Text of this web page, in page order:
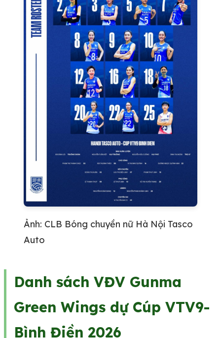
Ảnh: CLB Bóng chuyền nữ Hà Nội Tasco
Auto
Danh sách VĐV Gunma
Green Wings dự Cúp VTV9-
Bình Điền 2026